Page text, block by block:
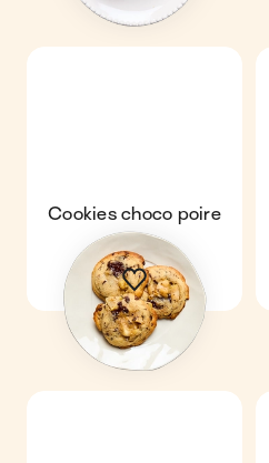
Cookies choco poire